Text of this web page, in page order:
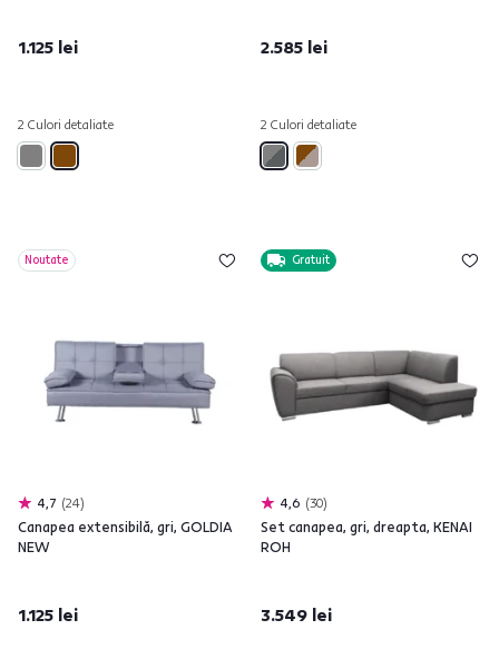
1.125 lei
2 Culori detaliate
2.585 lei
2 Culori detaliate
Noutate
4,7 24
Canapea extensibilă, gri, GOLDIA
NEW
1.125 lei
Gratuit
4,6 30
Set canapea, gri, dreapta, KENAI
ROH
3.549 lei